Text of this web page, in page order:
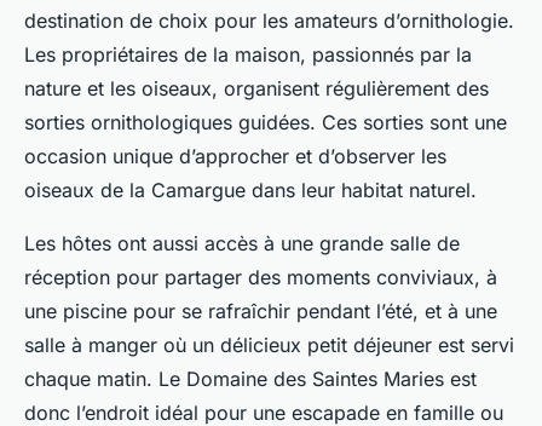
destination de choix pour les amateurs d’ornithologie.
Les propriétaires de la maison, passionnés par la
nature et les oiseaux, organisent régulièrement des
sorties ornithologiques guidées. Ces sorties sont une
occasion unique d’approcher et d’observer les
oiseaux de la Camargue dans leur habitat naturel.
Les hôtes ont aussi accès à une grande salle de
réception pour partager des moments conviviaux, à
une piscine pour se rafraîchir pendant l’été, et à une
salle à manger où un délicieux petit déjeuner est servi
chaque matin. Le Domaine des Saintes Maries est
donc l’endroit idéal pour une escapade en famille ou